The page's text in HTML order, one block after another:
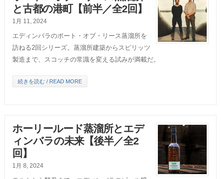
と古都の港町【前半／全2回】
1月 11, 2024
エディンバラのポート・オブ・リース蒸溜所を
訪ねる2回シリーズ。蒸溜所建築からスピリッツ
製造まで、スコッチの常識を変える試みが満載だ。
続きを読む / READ MORE
ホーリールード蒸溜所とエデ
ィンバラの未来【後半／全2
回】
1月 8, 2024